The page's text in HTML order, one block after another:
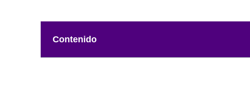
Contenido